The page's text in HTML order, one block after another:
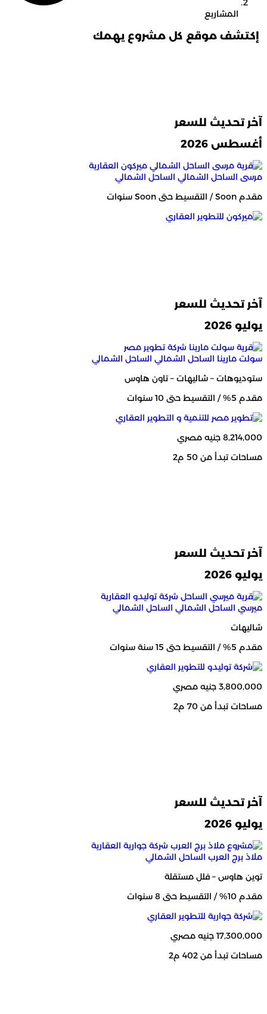
المشاريع
إكتشف موقع كل مشروع يهمك
آخر تحديث للسعر
أغسطس 2026
مرسى الساحل الشمالي الساحل الشمالي
مقدم Soon / التقسيط حتى Soon سنوات
آخر تحديث للسعر
يوليو 2026
سولت مارينا الساحل الشمالي الساحل الشمالي
ستوديوهات – شاليهات – تاون هاوس
مقدم 5% / التقسيط حتى 10 سنوات
8,214,000 جنيه مصري
مساحات تبدأ من 50 م2
آخر تحديث للسعر
يوليو 2026
ميرسي الساحل الشمالي الساحل الشمالي
شاليهات
مقدم 5% / التقسيط حتى 15 سنة سنوات
3,800,000 جنيه مصري
مساحات تبدأ من 70 م2
آخر تحديث للسعر
يوليو 2026
ملاذ برج العرب الساحل الشمالي
توين هاوس – فلل مستقلة
مقدم 10% / التقسيط حتى 8 سنوات
17,300,000 جنيه مصري
مساحات تبدأ من 402 م2